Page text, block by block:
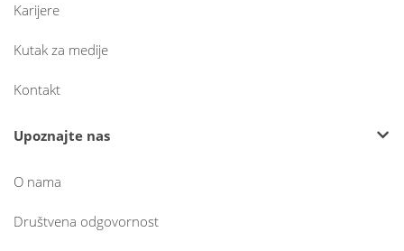
Karijere
Kutak za medije
Kontakt
Upoznajte nas
O nama
Društvena odgovornost